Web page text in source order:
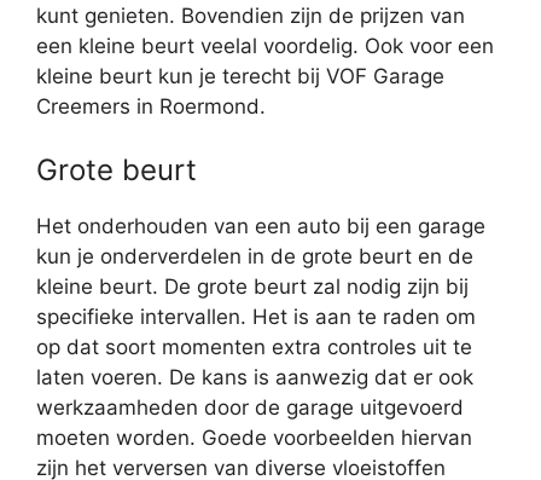
kunt genieten. Bovendien zijn de prijzen van
een kleine beurt veelal voordelig. Ook voor een
kleine beurt kun je terecht bij VOF Garage
Creemers in Roermond.
Grote beurt
Het onderhouden van een auto bij een garage
kun je onderverdelen in de grote beurt en de
kleine beurt. De grote beurt zal nodig zijn bij
specifieke intervallen. Het is aan te raden om
op dat soort momenten extra controles uit te
laten voeren. De kans is aanwezig dat er ook
werkzaamheden door de garage uitgevoerd
moeten worden. Goede voorbeelden hiervan
zijn het verversen van diverse vloeistoffen